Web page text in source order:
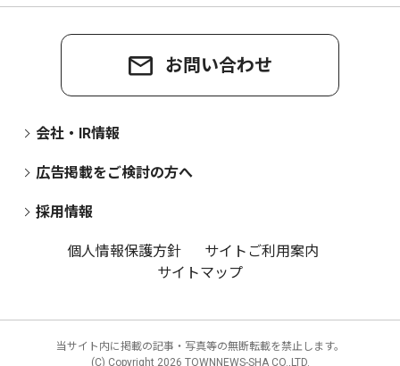
お問い合わせ
会社・IR情報
広告掲載をご検討の方へ
採用情報
個人情報保護方針
サイトご利用案内
サイトマップ
当サイト内に掲載の記事・写真等の無断転載を禁止します。
(C) Copyright 2026 TOWNNEWS-SHA CO.,LTD.